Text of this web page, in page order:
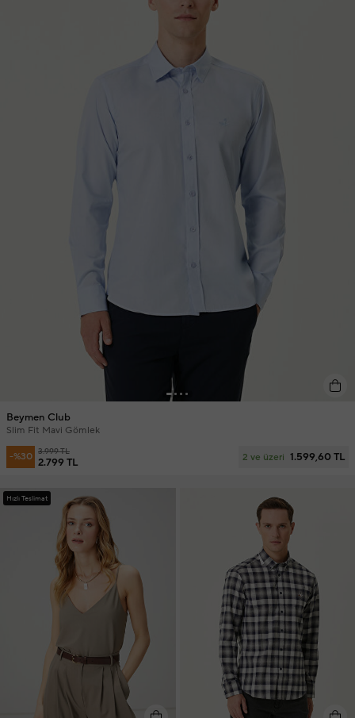
Beymen Club
Slim Fit Mavi Gömlek
-%30 3.999 TL
2.799 TL 2 ve üzeri 1.599,60 TL
Hızlı Teslimat